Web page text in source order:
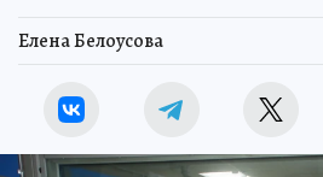
Елена Белоусова